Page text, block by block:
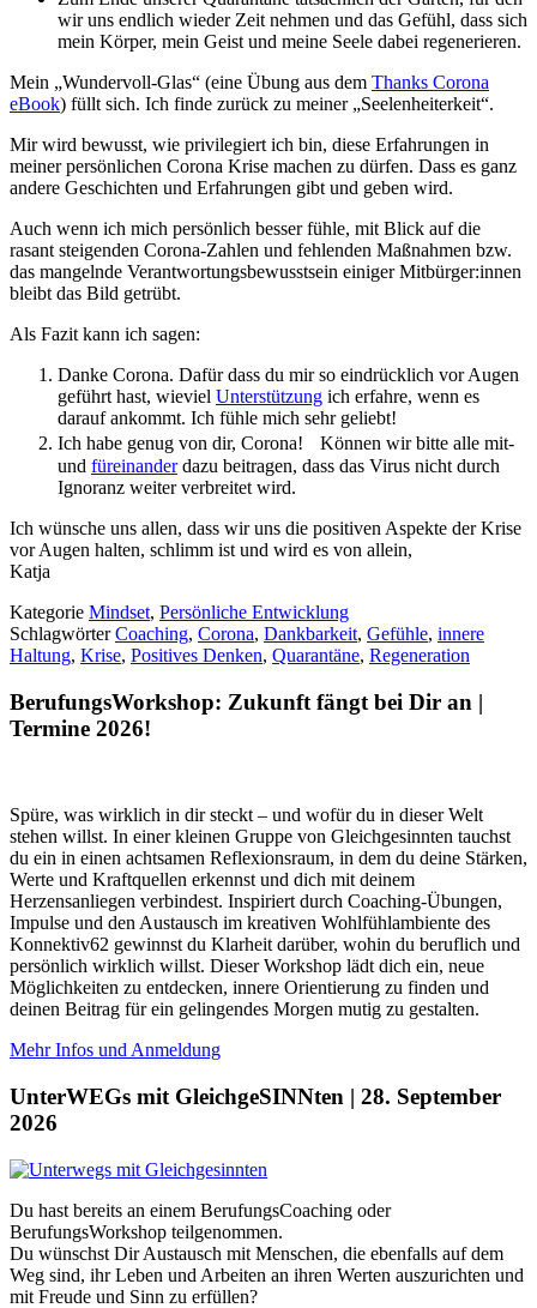
wir uns endlich wieder Zeit nehmen und das Gefühl, dass sich
mein Körper, mein Geist und meine Seele dabei regenerieren.
Mein „Wundervoll-Glas“ (eine Übung aus dem Thanks Corona
eBook) füllt sich. Ich finde zurück zu meiner „Seelenheiterkeit“.
Mir wird bewusst, wie privilegiert ich bin, diese Erfahrungen in
meiner persönlichen Corona Krise machen zu dürfen. Dass es ganz
andere Geschichten und Erfahrungen gibt und geben wird.
Auch wenn ich mich persönlich besser fühle, mit Blick auf die
rasant steigenden Corona-Zahlen und fehlenden Maßnahmen bzw.
das mangelnde Verantwortungsbewusstsein einiger Mitbürger:innen
bleibt das Bild getrübt.
Als Fazit kann ich sagen:
Danke Corona. Dafür dass du mir so eindrücklich vor Augen
geführt hast, wieviel Unterstützung ich erfahre, wenn es
darauf ankommt. Ich fühle mich sehr geliebt!
Ich habe genug von dir, Corona! Können wir bitte alle mit-
und füreinanderdazu beitragen, dass das Virus nicht durch
Ignoranz weiter verbreitet wird.
Ich wünsche uns allen, dass wir uns die positiven Aspekte der Krise
vor Augen halten, schlimm ist und wird es von allein,
Katja
Kategorie Mindset, Persönliche Entwicklung
SchlagwörterCoaching, Corona, Dankbarkeit, Gefühle, innere
Haltung, Krise, Positives Denken, Quarantäne, Regeneration
BerufungsWorkshop: Zukunft fängt bei Dir an |
Termine 2026!
Spüre, was wirklich in dir steckt – und wofür du in dieser Welt
stehen willst. In einer kleinen Gruppe von Gleichgesinnten tauchst
du ein in einen achtsamen Reflexionsraum, in dem du deine Stärken,
Werte und Kraftquellen erkennst und dich mit deinem
Herzensanliegen verbindest. Inspiriert durch Coaching-Übungen,
Impulse und den Austausch im kreativen Wohlfühlambiente des
Konnektiv62 gewinnst du Klarheit darüber, wohin du beruflich und
persönlich wirklich willst. Dieser Workshop lädt dich ein, neue
Möglichkeiten zu entdecken, innere Orientierung zu finden und
deinen Beitrag für ein gelingendes Morgen mutig zu gestalten.
Mehr Infos und Anmeldung
UnterWEGs mit GleichgeSINNten | 28. September
2026
Du hast bereits an einem BerufungsCoaching oder
BerufungsWorkshop teilgenommen.
Du wünschst Dir Austausch mit Menschen, die ebenfalls auf dem
Weg sind, ihr Leben und Arbeiten an ihren Werten auszurichten und
mit Freude und Sinn zu erfüllen?